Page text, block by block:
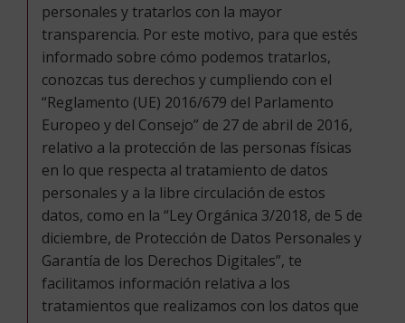
personales y tratarlos con la mayor
transparencia. Por este motivo, para que estés
informado sobre cómo podemos tratarlos,
conozcas tus derechos y cumpliendo con el
“Reglamento (UE) 2016/679 del Parlamento
Europeo y del Consejo” de 27 de abril de 2016,
relativo a la protección de las personas físicas
en lo que respecta al tratamiento de datos
personales y a la libre circulación de estos
datos, como en la “Ley Orgánica 3/2018, de 5 de
diciembre, de Protección de Datos Personales y
Garantía de los Derechos Digitales”, te
facilitamos información relativa a los
tratamientos que realizamos con los datos que